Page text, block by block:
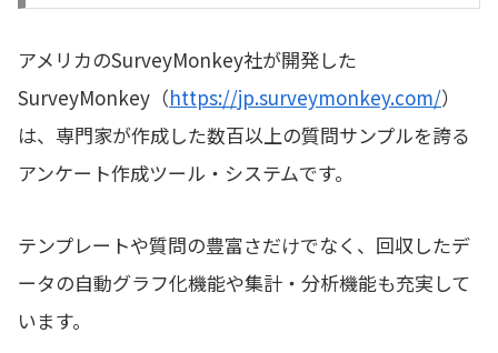
アメリカのSurveyMonkey社が開発した
SurveyMonkey（https://jp.surveymonkey.com/）
は、専門家が作成した数百以上の質問サンプルを誇る
アンケート作成ツール・システムです。
テンプレートや質問の豊富さだけでなく、回収したデ
ータの自動グラフ化機能や集計・分析機能も充実して
います。